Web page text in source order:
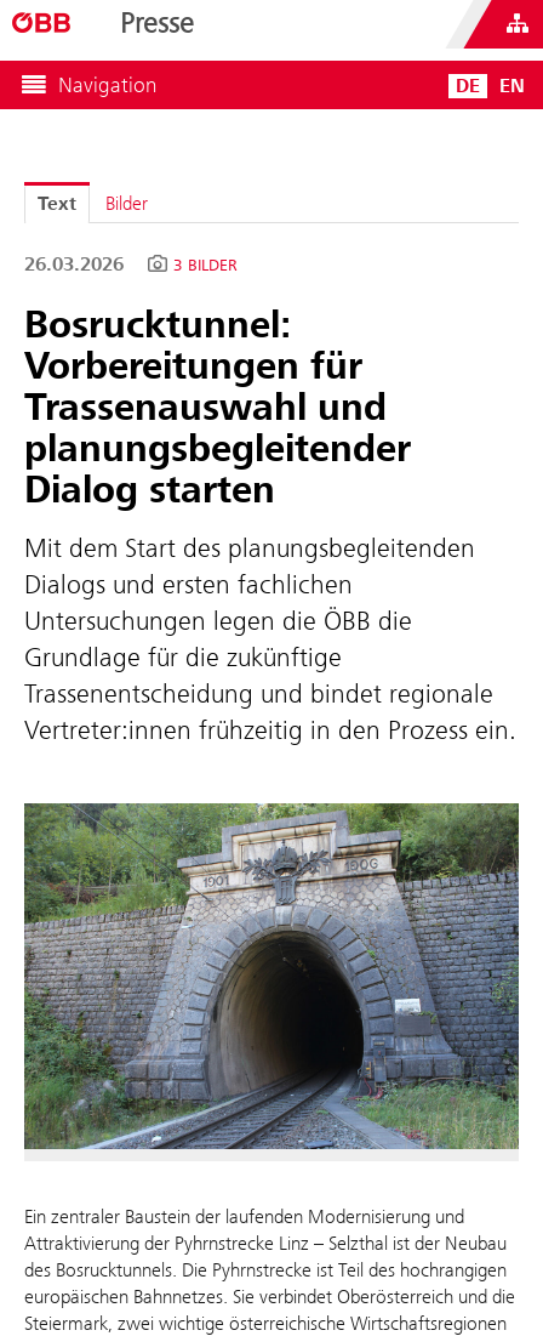
Presse
Navigation DE EN
Text Bilder
26.03.2026 3 BILDER
Bosrucktunnel:
Vorbereitungen für
Trassenauswahl und
planungsbegleitender
Dialog starten
Mit dem Start des planungsbegleitenden
Dialogs und ersten fachlichen
Untersuchungen legen die ÖBB die
Grundlage für die zukünftige
Trassenentscheidung und bindet regionale
Vertreter:innen frühzeitig in den Prozess ein.
Ein zentraler Baustein der laufenden Modernisierung und
Attraktivierung der Pyhrnstrecke Linz – Selzthal ist der Neubau
des Bosrucktunnels. Die Pyhrnstrecke ist Teil des hochrangigen
europäischen Bahnnetzes. Sie verbindet Oberösterreich und die
Steiermark, zwei wichtige österreichische Wirtschaftsregionen